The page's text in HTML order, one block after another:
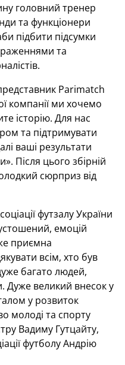
головний тренер
та функціонери
підбити підсумки
та
Parimatch
компанії ми хочемо
історію. Для нас
та підтримувати
ваші результати
Після цього збірній
сюрприз від
футзалу України
емоцій
приємна
всім, хто був
багато людей,
Дуже великий внесок у
у розвиток
молоді та спорту
Вадиму Гутцайту,
футболу Андрію